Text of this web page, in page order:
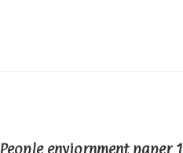
People enviornment paper 1